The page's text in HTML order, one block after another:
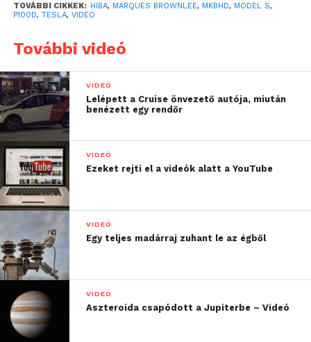
TOVÁBBI CIKKEK: HIBA, MARQUES BROWNLEE, MKBHD, MODEL S,
P100D, TESLA, VIDEO
További videó
VIDEÓ
Lelépett a Cruise önvezető autója, miután
benézett egy rendőr
VIDEÓ
Ezeket rejti el a videók alatt a YouTube
VIDEÓ
Egy teljes madárraj zuhant le az égből
VIDEÓ
Aszteroida csapódott a Jupiterbe – Videó